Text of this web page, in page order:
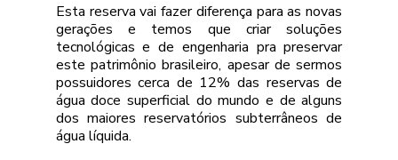
Esta reserva vai fazer diferença para as novas
gerações e temos que criar soluções
tecnológicas e de engenharia pra preservar
este patrimônio brasileiro, apesar de sermos
possuidores cerca de 12% das reservas de
água doce superficial do mundo e de alguns
dos maiores reservatórios subterrâneos de
água líquida.